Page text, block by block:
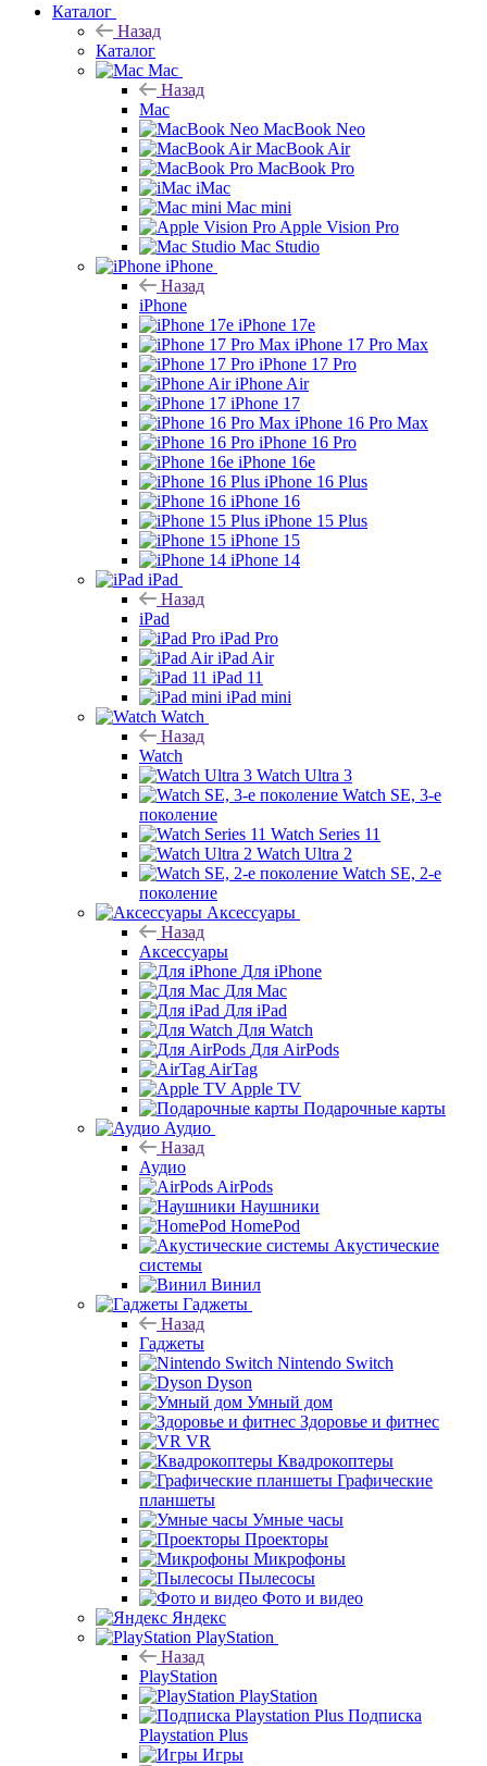
Каталог
Назад
Каталог
Mac
Назад
Mac
MacBook Neo
MacBook Air
MacBook Pro
iMac
Mac mini
Apple Vision Pro
Mac Studio
iPhone
Назад
iPhone
iPhone 17e
iPhone 17 Pro Max
iPhone 17 Pro
iPhone Air
iPhone 17
iPhone 16 Pro Max
iPhone 16 Pro
iPhone 16e
iPhone 16 Plus
iPhone 16
iPhone 15 Plus
iPhone 15
iPhone 14
iPad
Назад
iPad
iPad Pro
iPad Air
iPad 11
iPad mini
Watch
Назад
Watch
Watch Ultra 3
Watch SE, 3-е
поколение
Watch Series 11
Watch Ultra 2
Watch SE, 2-е
поколение
Аксессуары
Назад
Аксессуары
Для iPhone
Для Mac
Для iPad
Для Watch
Для AirPods
AirTag
Apple TV
Подарочные карты
Аудио
Назад
Аудио
AirPods
Наушники
HomePod
Акустические
системы
Винил
Гаджеты
Назад
Гаджеты
Nintendo Switch
Dyson
Умный дом
Здоровье и фитнес
VR
Квадрокоптеры
Графические
планшеты
Умные часы
Проекторы
Микрофоны
Пылесосы
Фото и видео
Яндекс
PlayStation
Назад
PlayStation
PlayStation
Подписка
Playstation Plus
Игры